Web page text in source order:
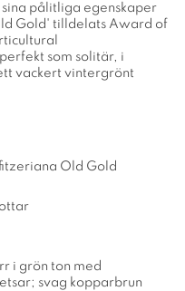
pålitliga egenskaper
Gold' tilldelats Award of
som solitär, i
vackert vintergrönt
Old Gold
i grön ton med
svag kopparbrun